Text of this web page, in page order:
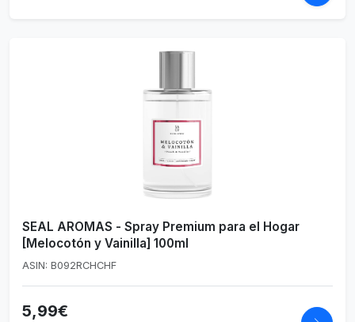
SEAL AROMAS - Spray Premium para el Hogar
[Melocotón y Vainilla] 100ml
ASIN: B092RCHCHF
5,99€